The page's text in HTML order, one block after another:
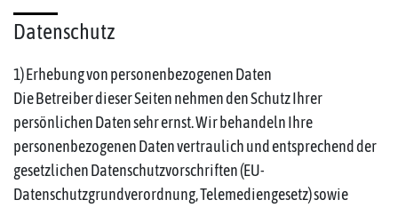
Datenschutz
1) Erhebung von personenbezogenen Daten
Die Betreiber dieser Seiten nehmen den Schutz Ihrer
persönlichen Daten sehr ernst. Wir behandeln Ihre
personenbezogenen Daten vertraulich und entsprechend der
gesetzlichen Datenschutzvorschriften (EU-
Datenschutzgrundverordnung, Telemediengesetz) sowie